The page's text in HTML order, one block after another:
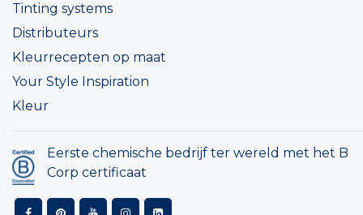
Tinting systems
Distributeurs
Kleurrecepten op maat
Your Style Inspiration
Kleur
Eerste chemische bedrijf ter wereld met het B
Corp certificaat